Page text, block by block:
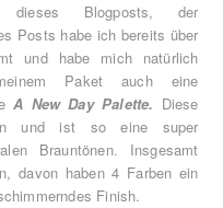
Blogposts, der
Posts habe ich bereits über
und habe mich natürlich
Paket auch eine
A New Day Palette. Diese
und ist so eine super
Brauntönen. Insgesamt
davon haben 4 Farben ein
Finish.